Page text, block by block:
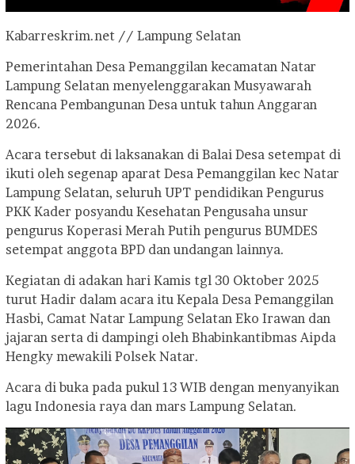
Kabarreskrim.net // Lampung Selatan
Pemerintahan Desa Pemanggilan kecamatan Natar
Lampung Selatan menyelenggarakan Musyawarah
Rencana Pembangunan Desa untuk tahun Anggaran
2026.
Acara tersebut di laksanakan di Balai Desa setempat di
ikuti oleh segenap aparat Desa Pemanggilan kec Natar
Lampung Selatan, seluruh UPT pendidikan Pengurus
PKK Kader posyandu Kesehatan Pengusaha unsur
pengurus Koperasi Merah Putih pengurus BUMDES
setempat anggota BPD dan undangan lainnya.
Kegiatan di adakan hari Kamis tgl 30 Oktober 2025
turut Hadir dalam acara itu Kepala Desa Pemanggilan
Hasbi, Camat Natar Lampung Selatan Eko Irawan dan
jajaran serta di dampingi oleh Bhabinkantibmas Aipda
Hengky mewakili Polsek Natar.
Acara di buka pada pukul 13 WIB dengan menyanyikan
lagu Indonesia raya dan mars Lampung Selatan.